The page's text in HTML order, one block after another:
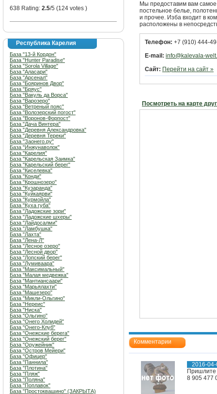
638 Rating: 2.5/5 (124 votes )
Республика Карелия
База "13-й Кордон"
База "Hunter Paradise"
База "Sorola Village"
База "Аласари"
База "Арсенал"
База "Бояринов Двор"
База "Бряус"
База "Вакуль да Ворса"
База "Варозеро"
База "Ветреный пояс"
База "Волозерский погост"
База "Воронов-Форпост"
База "Дача Винтера"
База "Деревня Александровка"
База "Деревня Тереки"
База "Заонего.ру"
База "Инжунаволок"
База "Карелия"
База "Карельская Заимка"
База "Карельский берег"
База "Киселевка"
База "Конди"
База "Крошнозеро"
База "Кузаранда"
База "Куйкаярви"
База "Курмойла"
База "Куха губа"
База "Ладожские зори"
База "Ладожские шхеры"
База "Лайдосалми"
База "Ламбушка"
База "Лахта"
База "Лена-Л"
База "Лесное озеро"
База "Лесной двор"
База "Лопский берег"
База "Лумиваара"
База "Максимальный"
База "Малая медвежка"
База "Мантиансаари"
База "Марьялахти"
База "Машезеро"
База "Микли-Ольгино"
База "Нереис"
База "Ниска"
База "Ольгино"
База "Онего Холидей"
База "Онего-Клуб"
База "Онежские берега"
База "Онежский берег"
База "Оружейник"
База "Остров Мейери"
База "Офицер"
База "Паннила"
База "Плотина"
База "Пляж"
База "Поляна"
База "Поплавок"
База "Простоквашино" (ЗАКРЫТА)
Мы предоставим вам
постельное белье,
и прочее. Изба входит в
расположены в
Телефон: +7 (910) 444-
E-mail: info@kalevala-
Сайт: Перейти на сайт »
Посмотреть на карте
Комментарии
2016-
Пришлите
8 905 477